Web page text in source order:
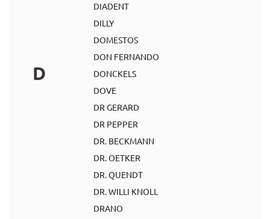
D
DIADENT
DILLY
DOMESTOS
DON FERNANDO
DONCKELS
DOVE
DR GERARD
DR PEPPER
DR. BECKMANN
DR. OETKER
DR. QUENDT
DR. WILLI KNOLL
DRANO